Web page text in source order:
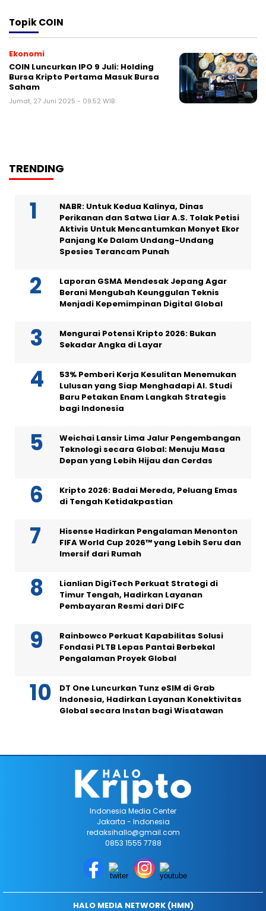
TopikCOIN
Ekonomi
COIN Luncurkan IPO 9 Juli: Holding
Bursa Kripto Pertama Masuk Bursa
Saham
Jumat, 27 Juni 2025 - 09:52 WIB
TRENDING
NABR: Untuk Kedua Kalinya, Dinas
Perikanan dan Satwa Liar A.S. Tolak Petisi
Aktivis Untuk Mencantumkan Monyet Ekor
Panjang Ke Dalam Undang-Undang
Spesies Terancam Punah
Laporan GSMA Mendesak Jepang Agar
Berani Mengubah Keunggulan Teknis
Menjadi Kepemimpinan Digital Global
Mengurai Potensi Kripto 2026: Bukan
Sekadar Angka di Layar
53% Pemberi Kerja Kesulitan Menemukan
Lulusan yang Siap Menghadapi AI. Studi
Baru Petakan Enam Langkah Strategis
bagi Indonesia
Weichai Lansir Lima Jalur Pengembangan
Teknologi secara Global: Menuju Masa
Depan yang Lebih Hijau dan Cerdas
Kripto 2026: Badai Mereda, Peluang Emas
di Tengah Ketidakpastian
Hisense Hadirkan Pengalaman Menonton
FIFA World Cup 2026™ yang Lebih Seru dan
Imersif dari Rumah
Lianlian DigiTech Perkuat Strategi di
Timur Tengah, Hadirkan Layanan
Pembayaran Resmi dari DIFC
Rainbowco Perkuat Kapabilitas Solusi
Fondasi PLTB Lepas Pantai Berbekal
Pengalaman Proyek Global
DT One Luncurkan Tunz eSIM di Grab
Indonesia, Hadirkan Layanan Konektivitas
Global secara Instan bagi Wisatawan
Indonesia Media Center
Jakarta - Indonesia
redaksihallo@gmail.com
0853 1555 7788
HALO MEDIA NETWORK (HMN)